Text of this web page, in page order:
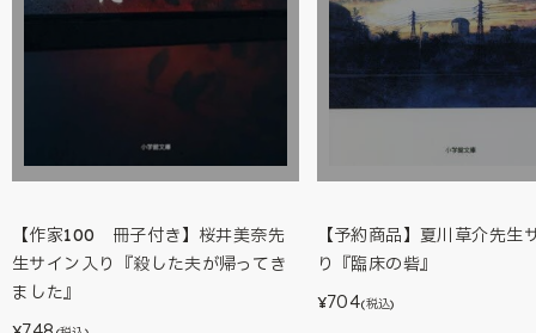
【作家100 冊子付き】桜井美奈先
生サイン入り『殺した夫が帰ってき
ました』
【予約商品】夏川草介先生
り『臨床の砦』
¥704(税込)